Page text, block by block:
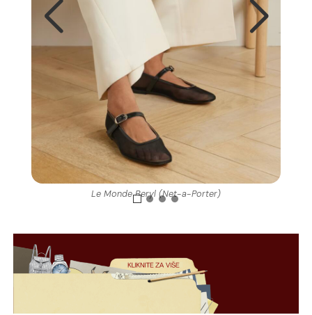
Le Monde Beryl (Net-a-Porter)